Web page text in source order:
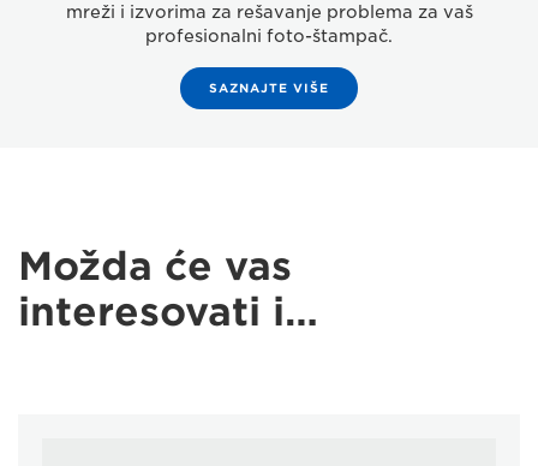
mreži i izvorima za rešavanje problema za vaš
profesionalni foto-štampač.
SAZNAJTE VIŠE
Možda će vas
interesovati i…